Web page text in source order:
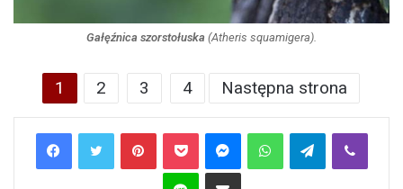
Gałęźnica szorstołuska (Atheris squamigera).
1 2 3 4 Następna strona
PinterestPocket MessengerWhatsAppTelegramViber
Line Share via Email